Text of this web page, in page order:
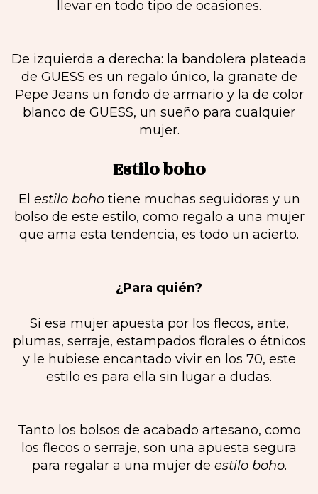
llevar en todo tipo de ocasiones.
De izquierda a derecha: la bandolera plateada
de GUESS es un regalo único, la granate de
Pepe Jeans un fondo de armario y la de color
blanco de GUESS, un sueño para cualquier
mujer.
Estilo boho
El estilo bohotiene muchas seguidoras y un
bolso de este estilo, como regalo a una mujer
que ama esta tendencia, es todo un acierto.
¿Para quién?
Si esa mujer apuesta por los flecos, ante,
plumas, serraje, estampados florales o étnicos
y le hubiese encantado vivir en los 70, este
estilo es para ella sin lugar a dudas.
Tanto los bolsos de acabado artesano, como
los flecos o serraje, son una apuesta segura
para regalar a una mujer de estilo boho.